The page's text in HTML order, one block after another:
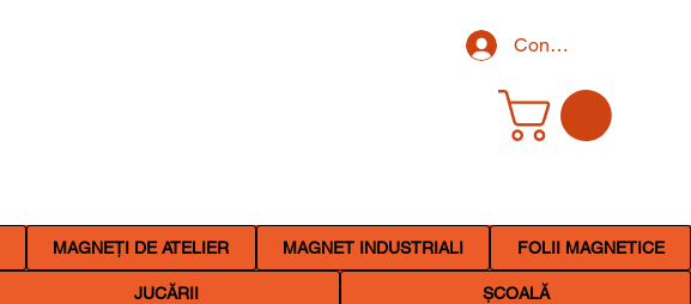
Conectează-te
MAGNEȚI DE ATELIER MAGNET INDUSTRIALI FOLII MAGNETICE
JUCĂRII ȘCOALĂ